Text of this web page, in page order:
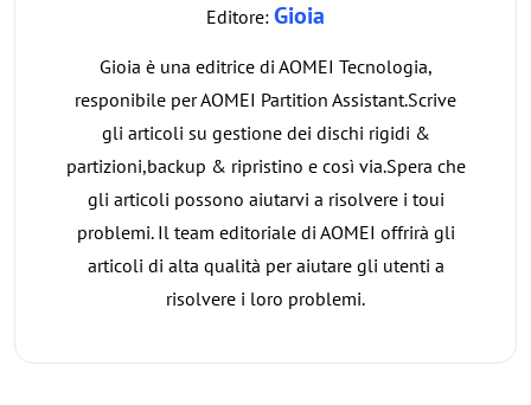
Editore: Gioia
Gioia è una editrice di AOMEI Tecnologia,
responibile per AOMEI Partition Assistant.Scrive
gli articoli su gestione dei dischi rigidi &
partizioni,backup & ripristino e così via.Spera che
gli articoli possono aiutarvi a risolvere i toui
problemi. Il team editoriale di AOMEI offrirà gli
articoli di alta qualità per aiutare gli utenti a
risolvere i loro problemi.